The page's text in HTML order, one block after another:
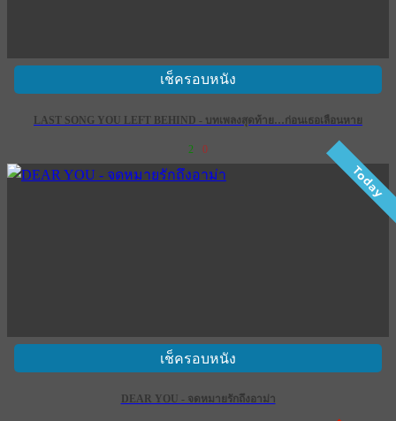
เช็ครอบหนัง
LAST SONG YOU LEFT BEHIND - บทเพลงสุดท้าย…ก่อนเธอเลือนหาย
2 0
Today
เช็ครอบหนัง
DEAR YOU - จดหมายรักถึงอาม่า